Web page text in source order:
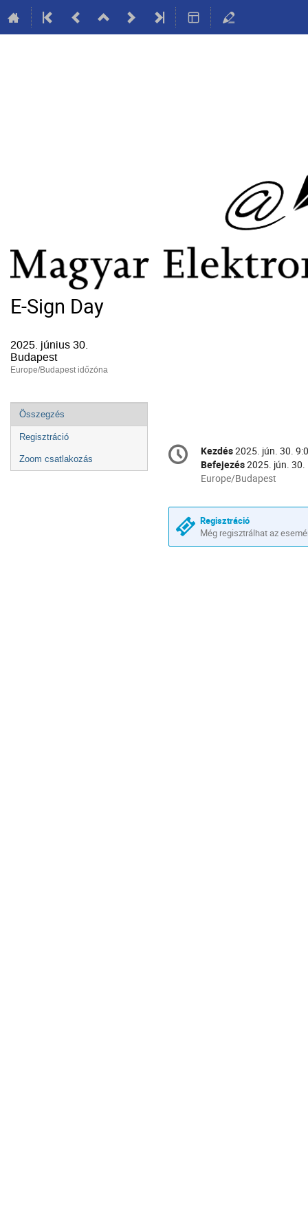
E-Sign Day
2025. június 30.
Budapest
Europe/Budapest időzóna
Esemény
menü
Összegzés
Regisztráció
Zoom csatlakozás
Konferencia
információ
Dátum
és
idő
Kezdés2025. jún. 30.
Befejezés2025. jún. 30.
Minden
ebben:
Europe/Budapest
Europe/Budapest
Regisztráció
Még regisztrálhat az